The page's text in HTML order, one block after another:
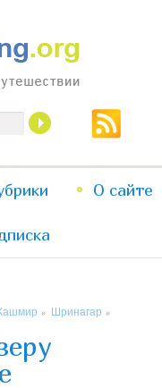
О сайте
» Шринагар »